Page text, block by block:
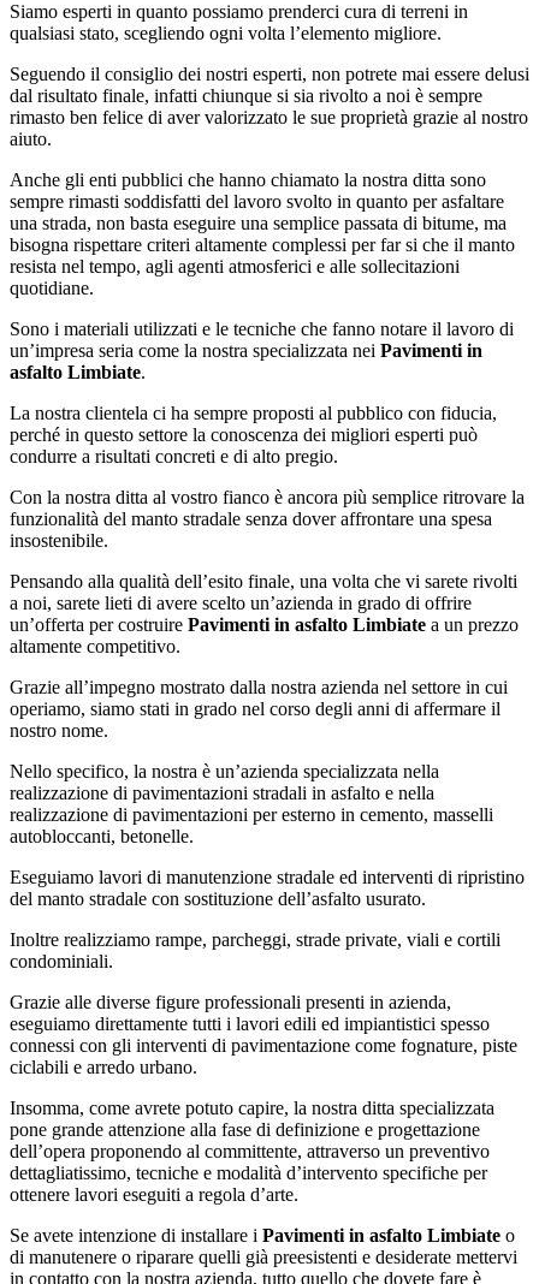
Siamo esperti in quanto possiamo prenderci cura di terreni in
qualsiasi stato, scegliendo ogni volta l’elemento migliore.
Seguendo il consiglio dei nostri esperti, non potrete mai essere delusi
dal risultato finale, infatti chiunque si sia rivolto a noi è sempre
rimasto ben felice di aver valorizzato le sue proprietà grazie al nostro
aiuto.
Anche gli enti pubblici che hanno chiamato la nostra ditta sono
sempre rimasti soddisfatti del lavoro svolto in quanto per asfaltare
una strada, non basta eseguire una semplice passata di bitume, ma
bisogna rispettare criteri altamente complessi per far si che il manto
resista nel tempo, agli agenti atmosferici e alle sollecitazioni
quotidiane.
Sono i materiali utilizzati e le tecniche che fanno notare il lavoro di
un’impresa seria come la nostra specializzata nei Pavimenti in
asfalto Limbiate.
La nostra clientela ci ha sempre proposti al pubblico con fiducia,
perché in questo settore la conoscenza dei migliori esperti può
condurre a risultati concreti e di alto pregio.
Con la nostra ditta al vostro fianco è ancora più semplice ritrovare la
funzionalità del manto stradale senza dover affrontare una spesa
insostenibile.
Pensando alla qualità dell’esito finale, una volta che vi sarete rivolti
a noi, sarete lieti di avere scelto un’azienda in grado di offrire
un’offerta per costruire Pavimenti in asfalto Limbiate a un prezzo
altamente competitivo.
Grazie all’impegno mostrato dalla nostra azienda nel settore in cui
operiamo, siamo stati in grado nel corso degli anni di affermare il
nostro nome.
Nello specifico, la nostra è un’azienda specializzata nella
realizzazione di pavimentazioni stradali in asfalto e nella
realizzazione di pavimentazioni per esterno in cemento, masselli
autobloccanti, betonelle.
Eseguiamo lavori di manutenzione stradale ed interventi di ripristino
del manto stradale con sostituzione dell’asfalto usurato.
Inoltre realizziamo rampe, parcheggi, strade private, viali e cortili
condominiali.
Grazie alle diverse figure professionali presenti in azienda,
eseguiamo direttamente tutti i lavori edili ed impiantistici spesso
connessi con gli interventi di pavimentazione come fognature, piste
ciclabili e arredo urbano.
Insomma, come avrete potuto capire, la nostra ditta specializzata
pone grande attenzione alla fase di definizione e progettazione
dell’opera proponendo al committente, attraverso un preventivo
dettagliatissimo, tecniche e modalità d’intervento specifiche per
ottenere lavori eseguiti a regola d’arte.
Se avete intenzione di installare i Pavimenti in asfalto Limbiate o
di manutenere o riparare quelli già preesistenti e desiderate mettervi
in contatto con la nostra azienda, tutto quello che dovete fare è